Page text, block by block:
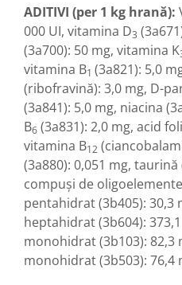
ADITIVI (per 1 kg hrană):
000 UI, vitamina D3
(3a700): 50 mg, vitamina K
vitamina B1 (3a821): 5,0
(ribofravină): 3,0 mg, D-
(3a841): 5,0 mg, niacina
В6 (3a831): 2,0 mg, acid
vitamina B12
(3a880): 0,051 mg, taurină
compuşi de
pentahidrat(3b405): 30,3
heptahidrat (3b604):
monohidrat (3b103): 82,3
monohidrat (3b503): 76,4